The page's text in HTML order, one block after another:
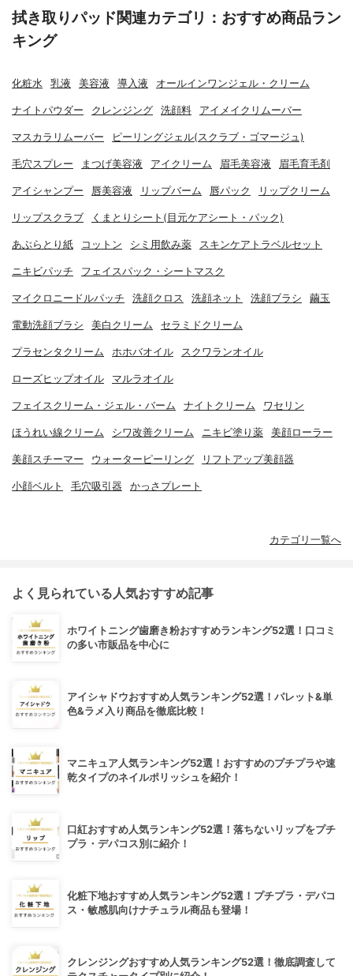
拭き取りパッド関連カテゴリ：おすすめ商品ラン
キング
化粧水 乳液 美容液 導入液 オールインワンジェル・クリーム
ナイトパウダー クレンジング 洗顔料 アイメイクリムーバー
マスカラリムーバー ピーリングジェル(スクラブ・ゴマージュ)
毛穴スプレー まつげ美容液 アイクリーム 眉毛美容液 眉毛育毛剤
アイシャンプー 唇美容液 リップバーム 唇パック リップクリーム
リップスクラブ くまとりシート(目元ケアシート・パック)
あぶらとり紙 コットン シミ用飲み薬 スキンケアトラベルセット
ニキビパッチ フェイスパック・シートマスク
マイクロニードルパッチ 洗顔クロス 洗顔ネット 洗顔ブラシ 繭玉
電動洗顔ブラシ 美白クリーム セラミドクリーム
プラセンタクリーム ホホバオイル スクワランオイル
ローズヒップオイル マルラオイル
フェイスクリーム・ジェル・バーム ナイトクリーム ワセリン
ほうれい線クリーム シワ改善クリーム ニキビ塗り薬 美顔ローラー
美顔スチーマー ウォーターピーリング リフトアップ美顔器
小顔ベルト 毛穴吸引器 かっさプレート
カテゴリ一覧へ
よく見られている人気おすすめ記事
ホワイトニング歯磨き粉おすすめランキング52選！口コミ
の多い市販品を中心に
アイシャドウおすすめ人気ランキング52選！パレット&単
色&ラメ入り商品を徹底比較！
マニキュア人気ランキング52選！おすすめのプチプラや速
乾タイプのネイルポリッシュを紹介！
口紅おすすめ人気ランキング52選！落ちないリップをプチ
プラ・デパコス別に紹介！
化粧下地おすすめ人気ランキング52選！プチプラ・デパコ
ス・敏感肌向けナチュラル商品も登場！
クレンジングおすすめ人気ランキング52選！徹底調査して